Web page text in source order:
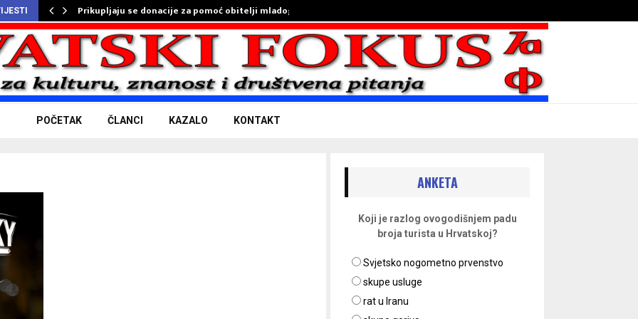
Prikupljaju se donacije za pomoć obitelji mladog…
POČETAK ČLANCI KAZALO KONTAKT
ANKETA
Koji je razlog ovogodišnjem padu
broja turista u Hrvatskoj?
Svjetsko nogometno prvenstvo
skupe usluge
rat u Iranu